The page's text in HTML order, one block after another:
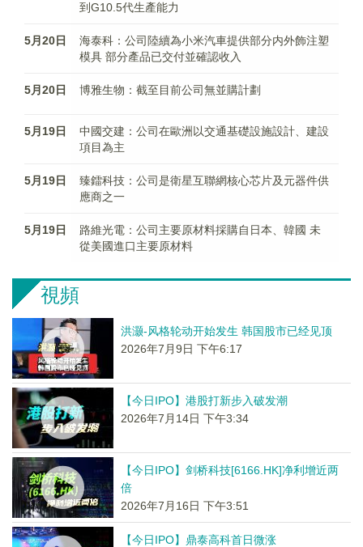
到G10.5代生產能力
5月20日
海泰科：公司陸續為小米汽車提供部分内外飾注塑
模具 部分產品已交付並確認收入
5月20日 博雅生物：截至目前公司無並購計劃
5月19日
中國交建：公司在歐洲以交通基礎設施設計、建設
項目為主
5月19日
臻鐳科技：公司是衛星互聯網核心芯片及元器件供
應商之一
5月19日
路維光電：公司主要原材料採購自日本、韓國 未
從美國進口主要原材料
視頻
洪灏-风格轮动开始发生 韩国股市已经见顶
2026年7月9日 下午6:17
【今日IPO】港股打新步入破发潮
2026年7月14日 下午3:34
【今日IPO】剑桥科技[6166.HK]净利增近两
倍
2026年7月16日 下午3:51
【今日IPO】鼎泰高科首日微涨